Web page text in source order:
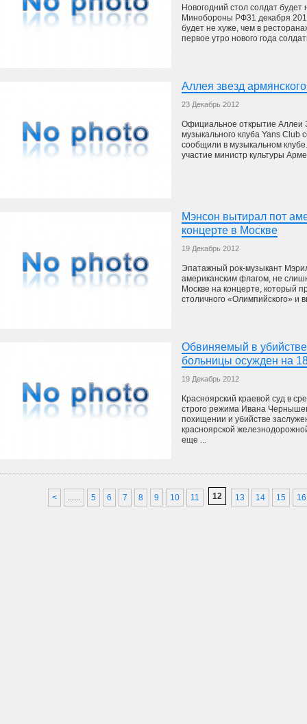
Новогодний стол солдат
Минобороны РФ31 декабря
будет не хуже, чем в
первое утро нового года
Аллея звезд
23 Декабрь 2012
Официальное открытие Аллеи
музыкального клуба Yans Club
сообщили в музыкальном
участие министр культуры
Мэнсон вытирал пот
концерте в Москве
19 Декабрь 2012
Эпатажный рок-музыкант
американским флагом, не
Москве на концерте, который
столичного «Олимпийского» и
Обвиняемый в убийстве
больницы осужден на
19 Декабрь 2012
Красноярский краевой суд в
строго режима Ивана
похищении и убийстве
красноярской
еще ...
< ... 5 6 7 8 9 10 11 12 13 14 15 16